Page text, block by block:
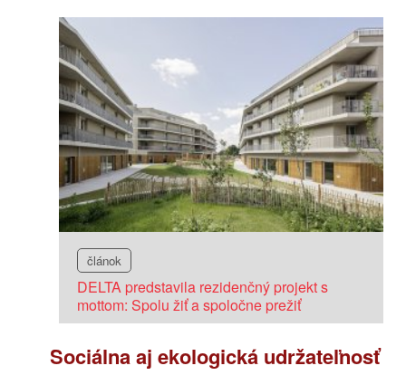
článok
DELTA predstavila rezidenčný projekt s
mottom: Spolu žiť a spoločne prežiť
Sociálna aj ekologická udržateľnosť